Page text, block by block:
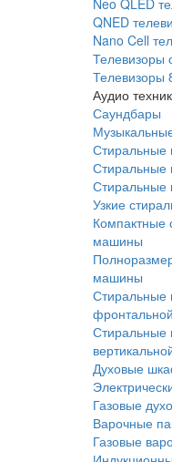
Neo QLED
QNED
Nano Cell
Телевизоры
Телевизоры
Аудио
Саундбары
Узкие
Компактные
машины
машины
Духовые
Газовые
Варочные
Газовые